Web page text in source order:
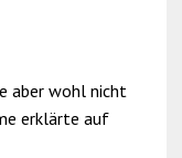
aber wohl nicht
erklärte auf